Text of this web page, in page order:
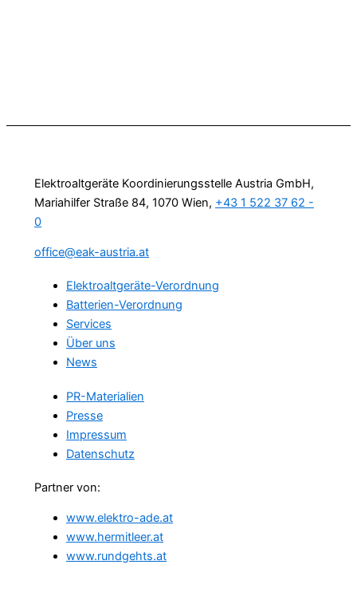
Elektroaltgeräte Koordinierungsstelle Austria GmbH,
Mariahilfer Straße 84, 1070 Wien, +43 1 522 37 62 -
0
office@eak-austria.at
Elektroaltgeräte-Verordnung
Batterien-Verordnung
Services
Über uns
News
PR-Materialien
Presse
Impressum
Datenschutz
Partner von:
www.elektro-ade.at
www.hermitleer.at
www.rundgehts.at